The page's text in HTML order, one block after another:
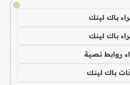
!
باك لينك
باك لينك
روابط نصية
باك لينك